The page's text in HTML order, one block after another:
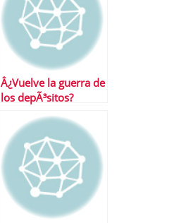
Â¿Vuelve la guerra de
los depÃ³sitos?